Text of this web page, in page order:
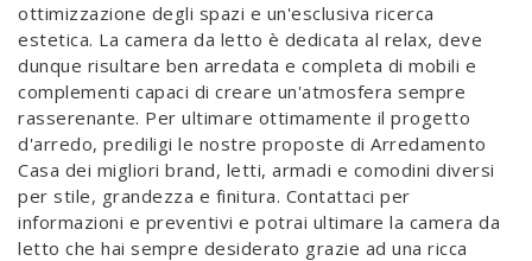
ottimizzazione degli spazi e un'esclusiva ricerca
estetica. La camera da letto è dedicata al relax, deve
dunque risultare ben arredata e completa di mobili e
complementi capaci di creare un'atmosfera sempre
rasserenante. Per ultimare ottimamente il progetto
d'arredo, prediligi le nostre proposte di Arredamento
Casa dei migliori brand, letti, armadi e comodini diversi
per stile, grandezza e finitura. Contattaci per
informazioni e preventivi e potrai ultimare la camera da
letto che hai sempre desiderato grazie ad una ricca